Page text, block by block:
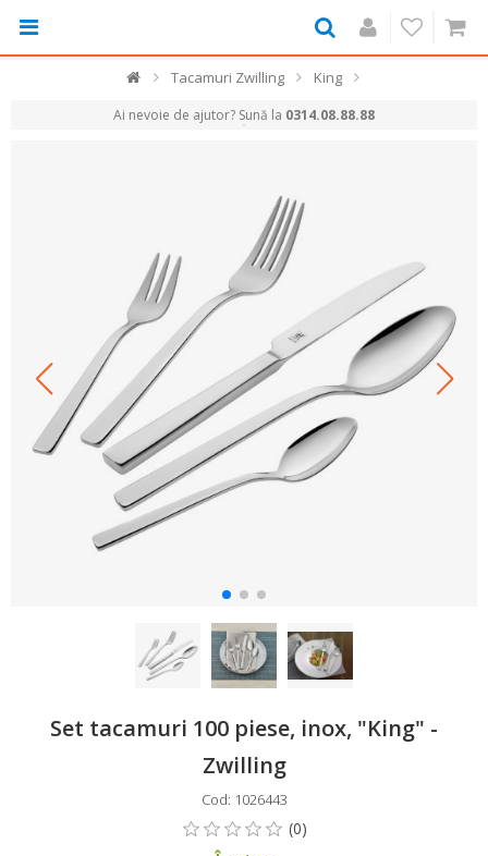
Tacamuri Zwilling King
Ai nevoie de ajutor? Sună la 0314.08.88.88
Set tacamuri 100 piese, inox, "King" -
Zwilling
Cod: 1026443